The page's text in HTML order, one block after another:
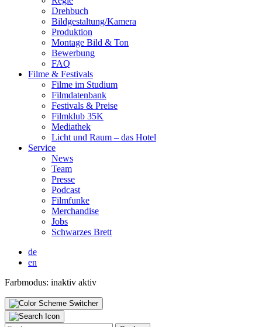
Dreh­buch
Bildgestaltung/​​Kamera
Pro­duk­ti­on
Mon­ta­ge Bild & Ton
Bewer­bung
FAQ
Fil­me & Fes­ti­vals
Fil­me im Stu­di­um
Film­da­ten­bank
Fes­ti­vals & Prei­se
Film­klub 35K
Media­thek
Licht und Raum – das Hotel
Ser­vice
News
Team
Pres­se
Pod­cast
Film­fun­ke
Mer­chan­di­se
Jobs
Schwar­zes Brett
de
en
Farbmodus: inaktiv aktiv